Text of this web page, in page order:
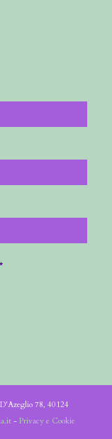
78, 40124
- Privacy e Cookie